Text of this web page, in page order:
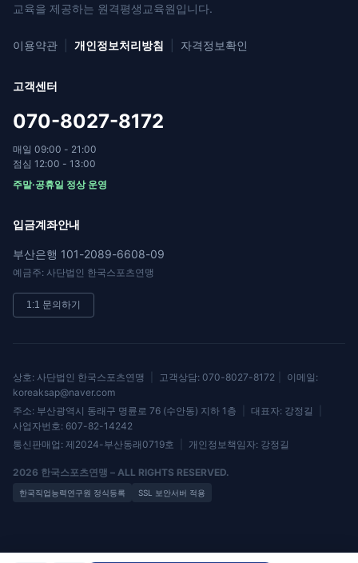
교육을 제공하는 원격평생교육원입니다.
이용약관 개인정보처리방침 자격정보확인
고객센터
070-8027-8172
매일 09:00 - 21:00
점심 12:00 - 13:00
주말·공휴일 정상 운영
입금계좌안내
부산은행 101-2089-6608-09
예금주: 사단법인 한국스포츠연맹
1:1 문의하기
상호: 사단법인 한국스포츠연맹 고객상담: 070-8027-8172
이메일:
koreaksap@naver.com
주소: 부산광역시 동래구 명륜로 76 (수안동) 지하 1층
대표자: 강정길
사업자번호: 607-82-14242
통신판매업: 제2024-부산동래0719호
개인정보책임자: 강정길
2026 한국스포츠연맹 – ALL RIGHTS RESERVED.
한국직업능력연구원 정식등록 SSL 보안서버 적용